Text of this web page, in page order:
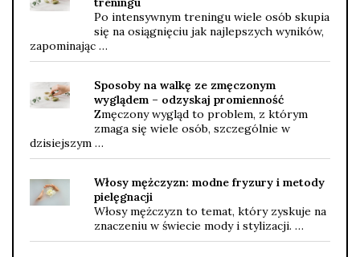
Po intensywnym treningu wiele osób skupia
się na osiągnięciu jak najlepszych wyników,
zapominając …
Sposoby na walkę ze zmęczonym
wyglądem – odzyskaj promienność
Zmęczony wygląd to problem, z którym
zmaga się wiele osób, szczególnie w
dzisiejszym …
Włosy mężczyzn: modne fryzury i metody
pielęgnacji
Włosy mężczyzn to temat, który zyskuje na
znaczeniu w świecie mody i stylizacji. …